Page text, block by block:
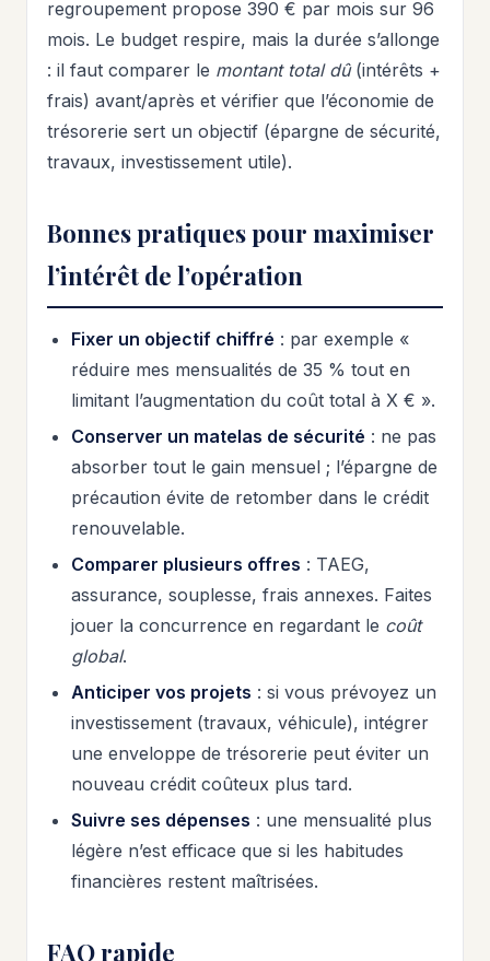
regroupement propose 390 € par mois sur 96
mois. Le budget respire, mais la durée s’allonge
: il faut comparer le montant total dû(intérêts +
frais) avant/après et vérifier que l’économie de
trésorerie sert un objectif (épargne de sécurité,
travaux, investissement utile).
Bonnes pratiques pour maximiser
l’intérêt de l’opération
Fixer un objectif chiffré : par exemple «
réduire mes mensualités de 35 % tout en
limitant l’augmentation du coût total à X € ».
Conserver un matelas de sécurité : ne pas
absorber tout le gain mensuel ; l’épargne de
précaution évite de retomber dans le crédit
renouvelable.
Comparer plusieurs offres : TAEG,
assurance, souplesse, frais annexes. Faites
jouer la concurrence en regardant le coût
global.
Anticiper vos projets : si vous prévoyez un
investissement (travaux, véhicule), intégrer
une enveloppe de trésorerie peut éviter un
nouveau crédit coûteux plus tard.
Suivre ses dépenses : une mensualité plus
légère n’est efficace que si les habitudes
financières restent maîtrisées.
FAQ rapide